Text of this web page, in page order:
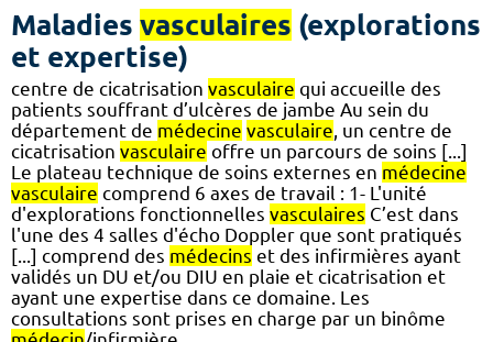
Maladies vasculaires (explorations
et expertise)
centre de cicatrisation vasculaire qui accueille des
patients souffrant d’ulcères de jambe Au sein du
département de médecine vasculaire, un centre de
cicatrisation vasculaire offre un parcours de soins [...]
Le plateau technique de soins externes en médecine
vasculaire comprend 6 axes de travail : 1- L'unité
d'explorations fonctionnelles vasculaires C’est dans
l'une des 4 salles d'écho Doppler que sont pratiqués
[...] comprend des médecins et des infirmières ayant
validés un DU et/ou DIU en plaie et cicatrisation et
ayant une expertise dans ce domaine. Les
consultations sont prises en charge par un binôme